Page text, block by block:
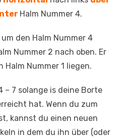
Halm Nummer 4.
den Halm Nummer 4
Nummer 2 nach oben. Er
Nummer 1 liegen.
– 7 solange is deine Borte
hat. Wenn du zum
kannst du einen neuen
in dem du ihn über (oder